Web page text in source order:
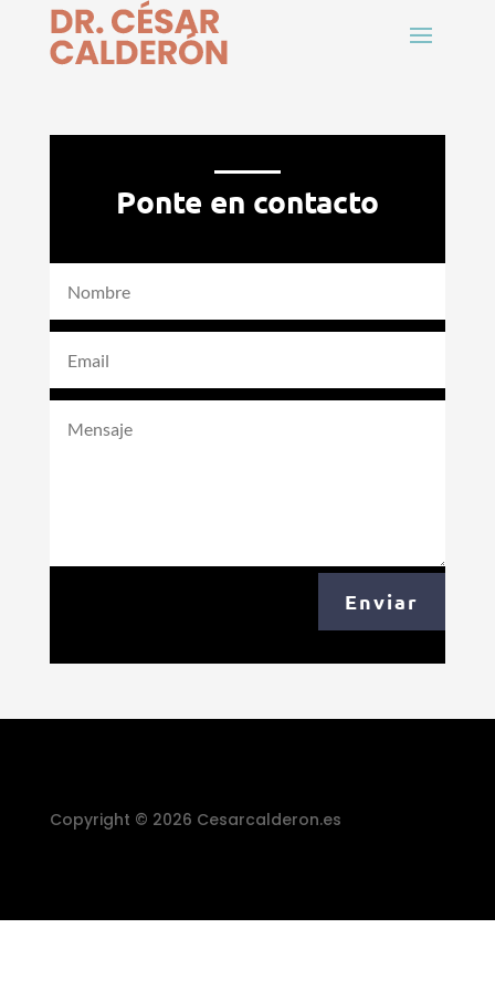
Ponte en contacto
Enviar
Copyright © 2026 Cesarcalderon.es